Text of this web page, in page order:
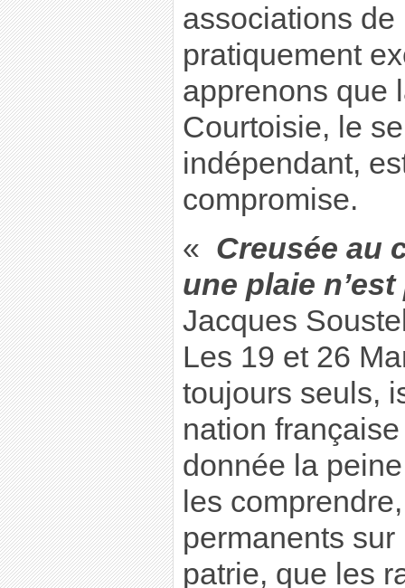
associations
pratiquement
apprenons que
Courtoisie, le
indépendant,
compromise.
« Creusée au
une plaie
Jacques
Les 19 et 26
toujours seuls,
nation
donnée la
les
permanents
patrie, que les